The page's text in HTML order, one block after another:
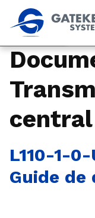
central
L110-1-
Guide de